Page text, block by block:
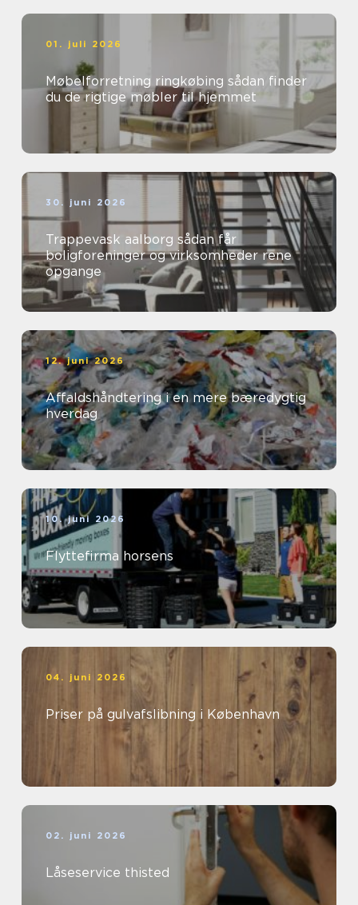
01. juli 2026
Møbelforretning ringkøbing sådan finder
du de rigtige møbler til hjemmet
30. juni 2026
Trappevask aalborg sådan får
boligforeninger og virksomheder rene
opgange
12. juni 2026
Affaldshåndtering i en mere bæredygtig
hverdag
10. juni 2026
Flyttefirma horsens
04. juni 2026
Priser på gulvafslibning i København
02. juni 2026
Låseservice thisted